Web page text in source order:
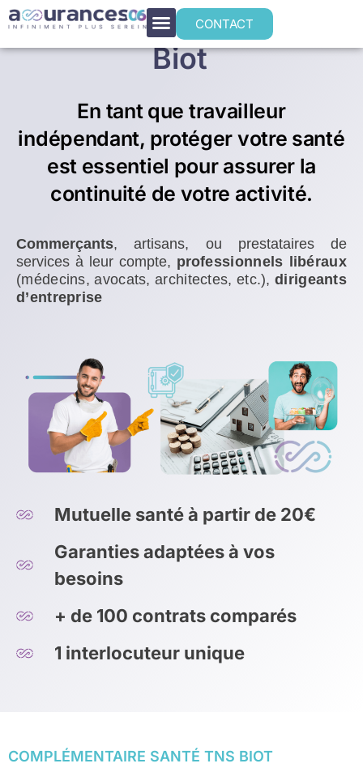
CONTACT
Mutuelle santé TNS
Biot
En tant que travailleur
indépendant, protéger votre santé
est essentiel pour assurer la
continuité de votre activité.
Commerçants, artisans, ou prestataires de
services à leur compte, professionnels libéraux
(médecins, avocats, architectes, etc.), dirigeants
d’entreprise
Mutuelle santé à partir de 20€
Garanties adaptées à vos
besoins
+ de 100 contrats comparés
1 interlocuteur unique
COMPLÉMENTAIRE SANTÉ TNS BIOT